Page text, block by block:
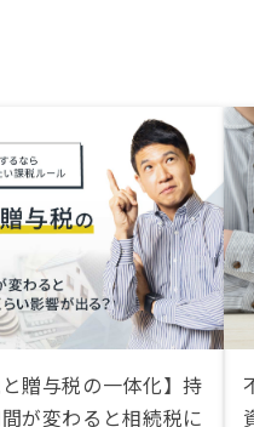
と贈与税の一体化】持
が変わると相続税に